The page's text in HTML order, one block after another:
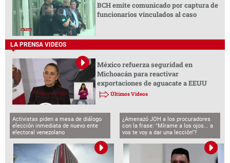
BCH emite comunicado por captura de
funcionarios vinculados al caso
LA PRENSA VIDEOS
México refuerza seguridad en
Michoacán para reactivar
exportaciones de aguacate a EEUU
Últimos Videos
Activistas piden a mesa de diálogo
elección inmediata de nuevo ente
electoral venezolano
¿Amenazó JOH a los procuradores
con la frase: "Mírame a los ojos... a
vos te voy a dar una lección"?